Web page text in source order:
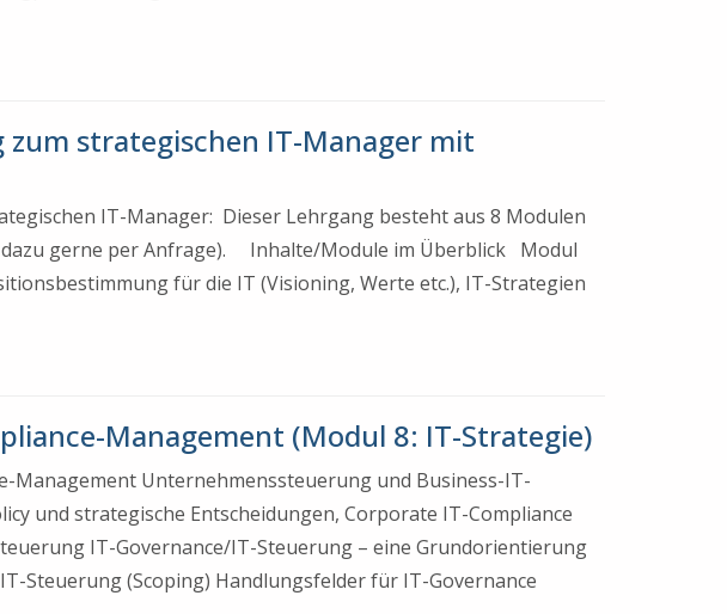
strategischen IT-Manager mit
IT-Manager: Dieser Lehrgang besteht aus 8 Modulen
dazu gerne per Anfrage). Inhalte/Module im Überblick Modul
für die IT (Visioning, Werte etc.), IT-Strategien
Management (Modul 8: IT-Strategie)
Management Unternehmenssteuerung und Business-IT-
und strategische Entscheidungen, Corporate IT-Compliance
IT-Governance/IT-Steuerung – eine Grundorientierung
Steuerung (Scoping) Handlungsfelder für IT-Governance